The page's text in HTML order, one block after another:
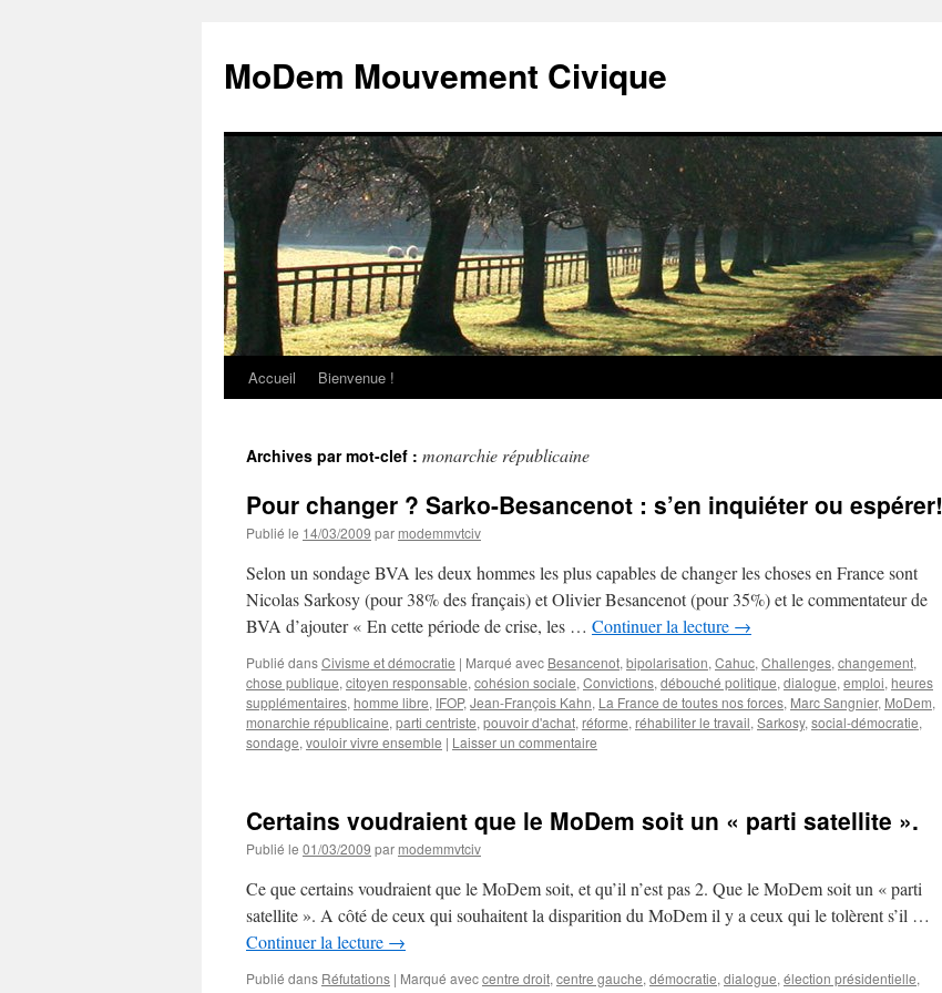
MoDem Mouvement Civique
Aller
contenu
Accueil Bienvenue !
Archives par mot-clef : monarchie républicaine
Pour changer ? Sarko-Besancenot : s’en inquiéter ou espérer!
Publié le 14/03/2009 par modemmvtciv
Selon un sondage BVA les deux hommes les plus capables de changer les choses en France sont
Nicolas Sarkosy (pour 38% des français) et Olivier Besancenot (pour 35%) et le commentateur de
BVA d’ajouter « En cette période de crise, les … Continuer la lecture →
Publié dansCivisme et démocratie | Marqué avec Besancenot, bipolarisation, Cahuc, Challenges, changement,
chose publique, citoyen responsable, cohésion sociale, Convictions, débouché politique, dialogue, emploi, heures
supplémentaires, homme libre, IFOP, Jean-François Kahn, La France de toutes nos forces, Marc Sangnier, MoDem,
monarchie républicaine, parti centriste, pouvoir d'achat, réforme, réhabiliter le travail, Sarkosy, social-démocratie,
sondage, vouloir vivre ensemble | Laisser un commentaire
Certains voudraient que le MoDem soit un « parti satellite ».
Publié le 01/03/2009 par modemmvtciv
Ce que certains voudraient que le MoDem soit, et qu’il n’est pas 2. Que le MoDem soit un « parti
satellite ». A côté de ceux qui souhaitent la disparition du MoDem il y a ceux qui le tolèrent s’il …
Continuer la lecture →
Publié dans Réfutations | Marqué aveccentre droit, centre gauche, démocratie, dialogue, élection présidentielle,